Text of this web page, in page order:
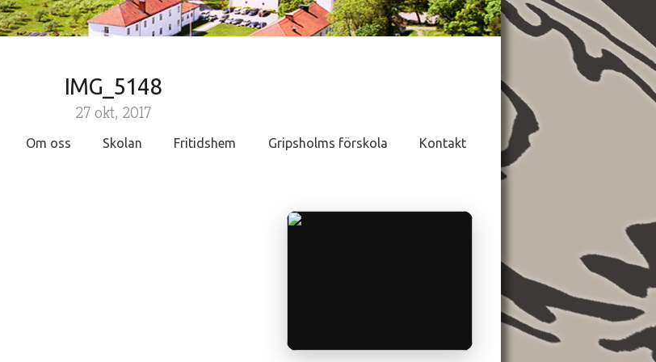
Om oss Skolan Fritidshem Gripsholms förskola Kontakt
IMG_5148
27 okt, 2017